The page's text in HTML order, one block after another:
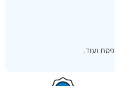
ועוד.